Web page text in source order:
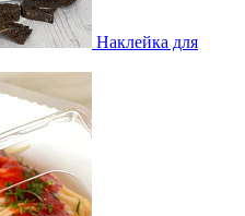
Наклейка для